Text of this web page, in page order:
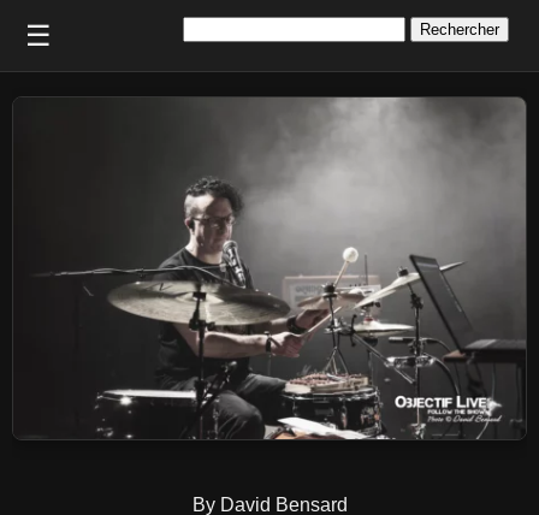
☰
By David Bensard